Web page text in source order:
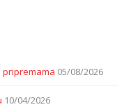
pripremama 05/08/2026
10/04/2026